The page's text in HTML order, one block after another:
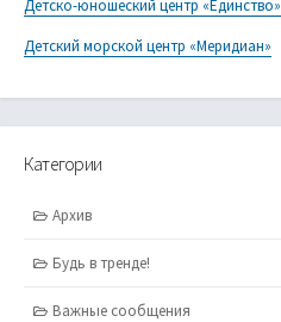
Детско-юношеский центр «Единство»
Детский морской центр «Меридиан»
Категории
Архив
Будь в тренде!
Важные сообщения